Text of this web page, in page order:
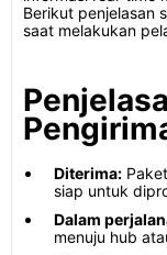
Berikut penjelasan
saat melakukan
Diterima:
siap untuk
Dalam
menuju hub